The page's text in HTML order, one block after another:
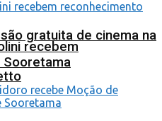
gratuita de cinema na
recebem